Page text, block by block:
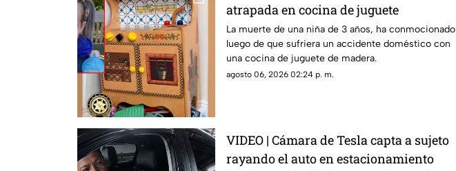
atrapada en cocina de juguete
La muerte de una niña de 3 años, ha conmocionado
luego de que sufriera un accidente doméstico con
una cocina de juguete de madera.
agosto 06, 2026 02:24 p. m.
VIDEO | Cámara de Tesla capta a sujeto
rayando el auto en estacionamiento